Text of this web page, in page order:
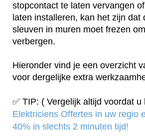
stopcontact te laten vervangen
laten installeren, kan het zijn dat
sleuven in muren moet frezen
verbergen.
Hieronder vind je een overzicht
voor dergelijke extra
✅ TIP: ( Vergelijk altijd voordat u
Elektriciens Offertes in uw regio
40% in slechts 2 minuten tijd!